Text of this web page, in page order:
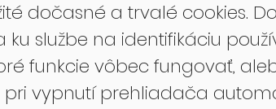
dočasné a trvalé cookies.
ku službe na identifikáciu
funkcie vôbec fungovať,
pri vypnutí prehliadača